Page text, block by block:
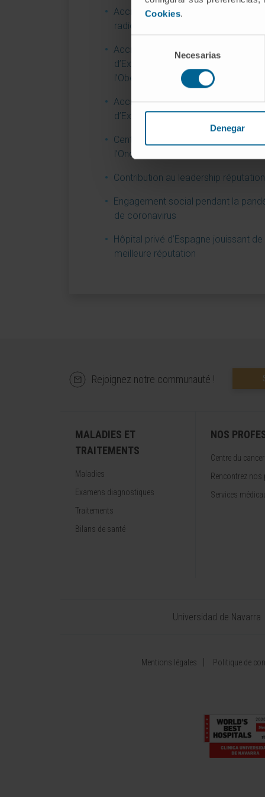
Cookies.
de
consentimiento
Necesarias
Denegar
Accréditation AEMED – Laboratoire
radiopharmaceutiques
Accréditation en tant que Centre
d’Excellence dans le Traitement de
l’Obésité
Accréditation en tant que Centre
d’Excellence en Chirurgie de
Centre d’Excellence dans l’intégration
l’Oncologie et des Soins Palliatifs
Contribution au leadership
Engagement social pendant la
de coronavirus
Hôpital privé d’Espagne jouissant de
meilleure réputation
Rejoignez notre communauté !
MALADIES ET
TRAITEMENTS
Maladies
Examens diagnostiques
Traitements
Bilans de santé
NOS
Centre du cancer
Rencontrez
Services
Universidad de Navarra
Mentions légales Politique de